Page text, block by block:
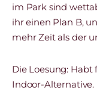
im Park sind
ihr einen Plan B,
mehr Zeit als der
Die Loesung:
Indoor-